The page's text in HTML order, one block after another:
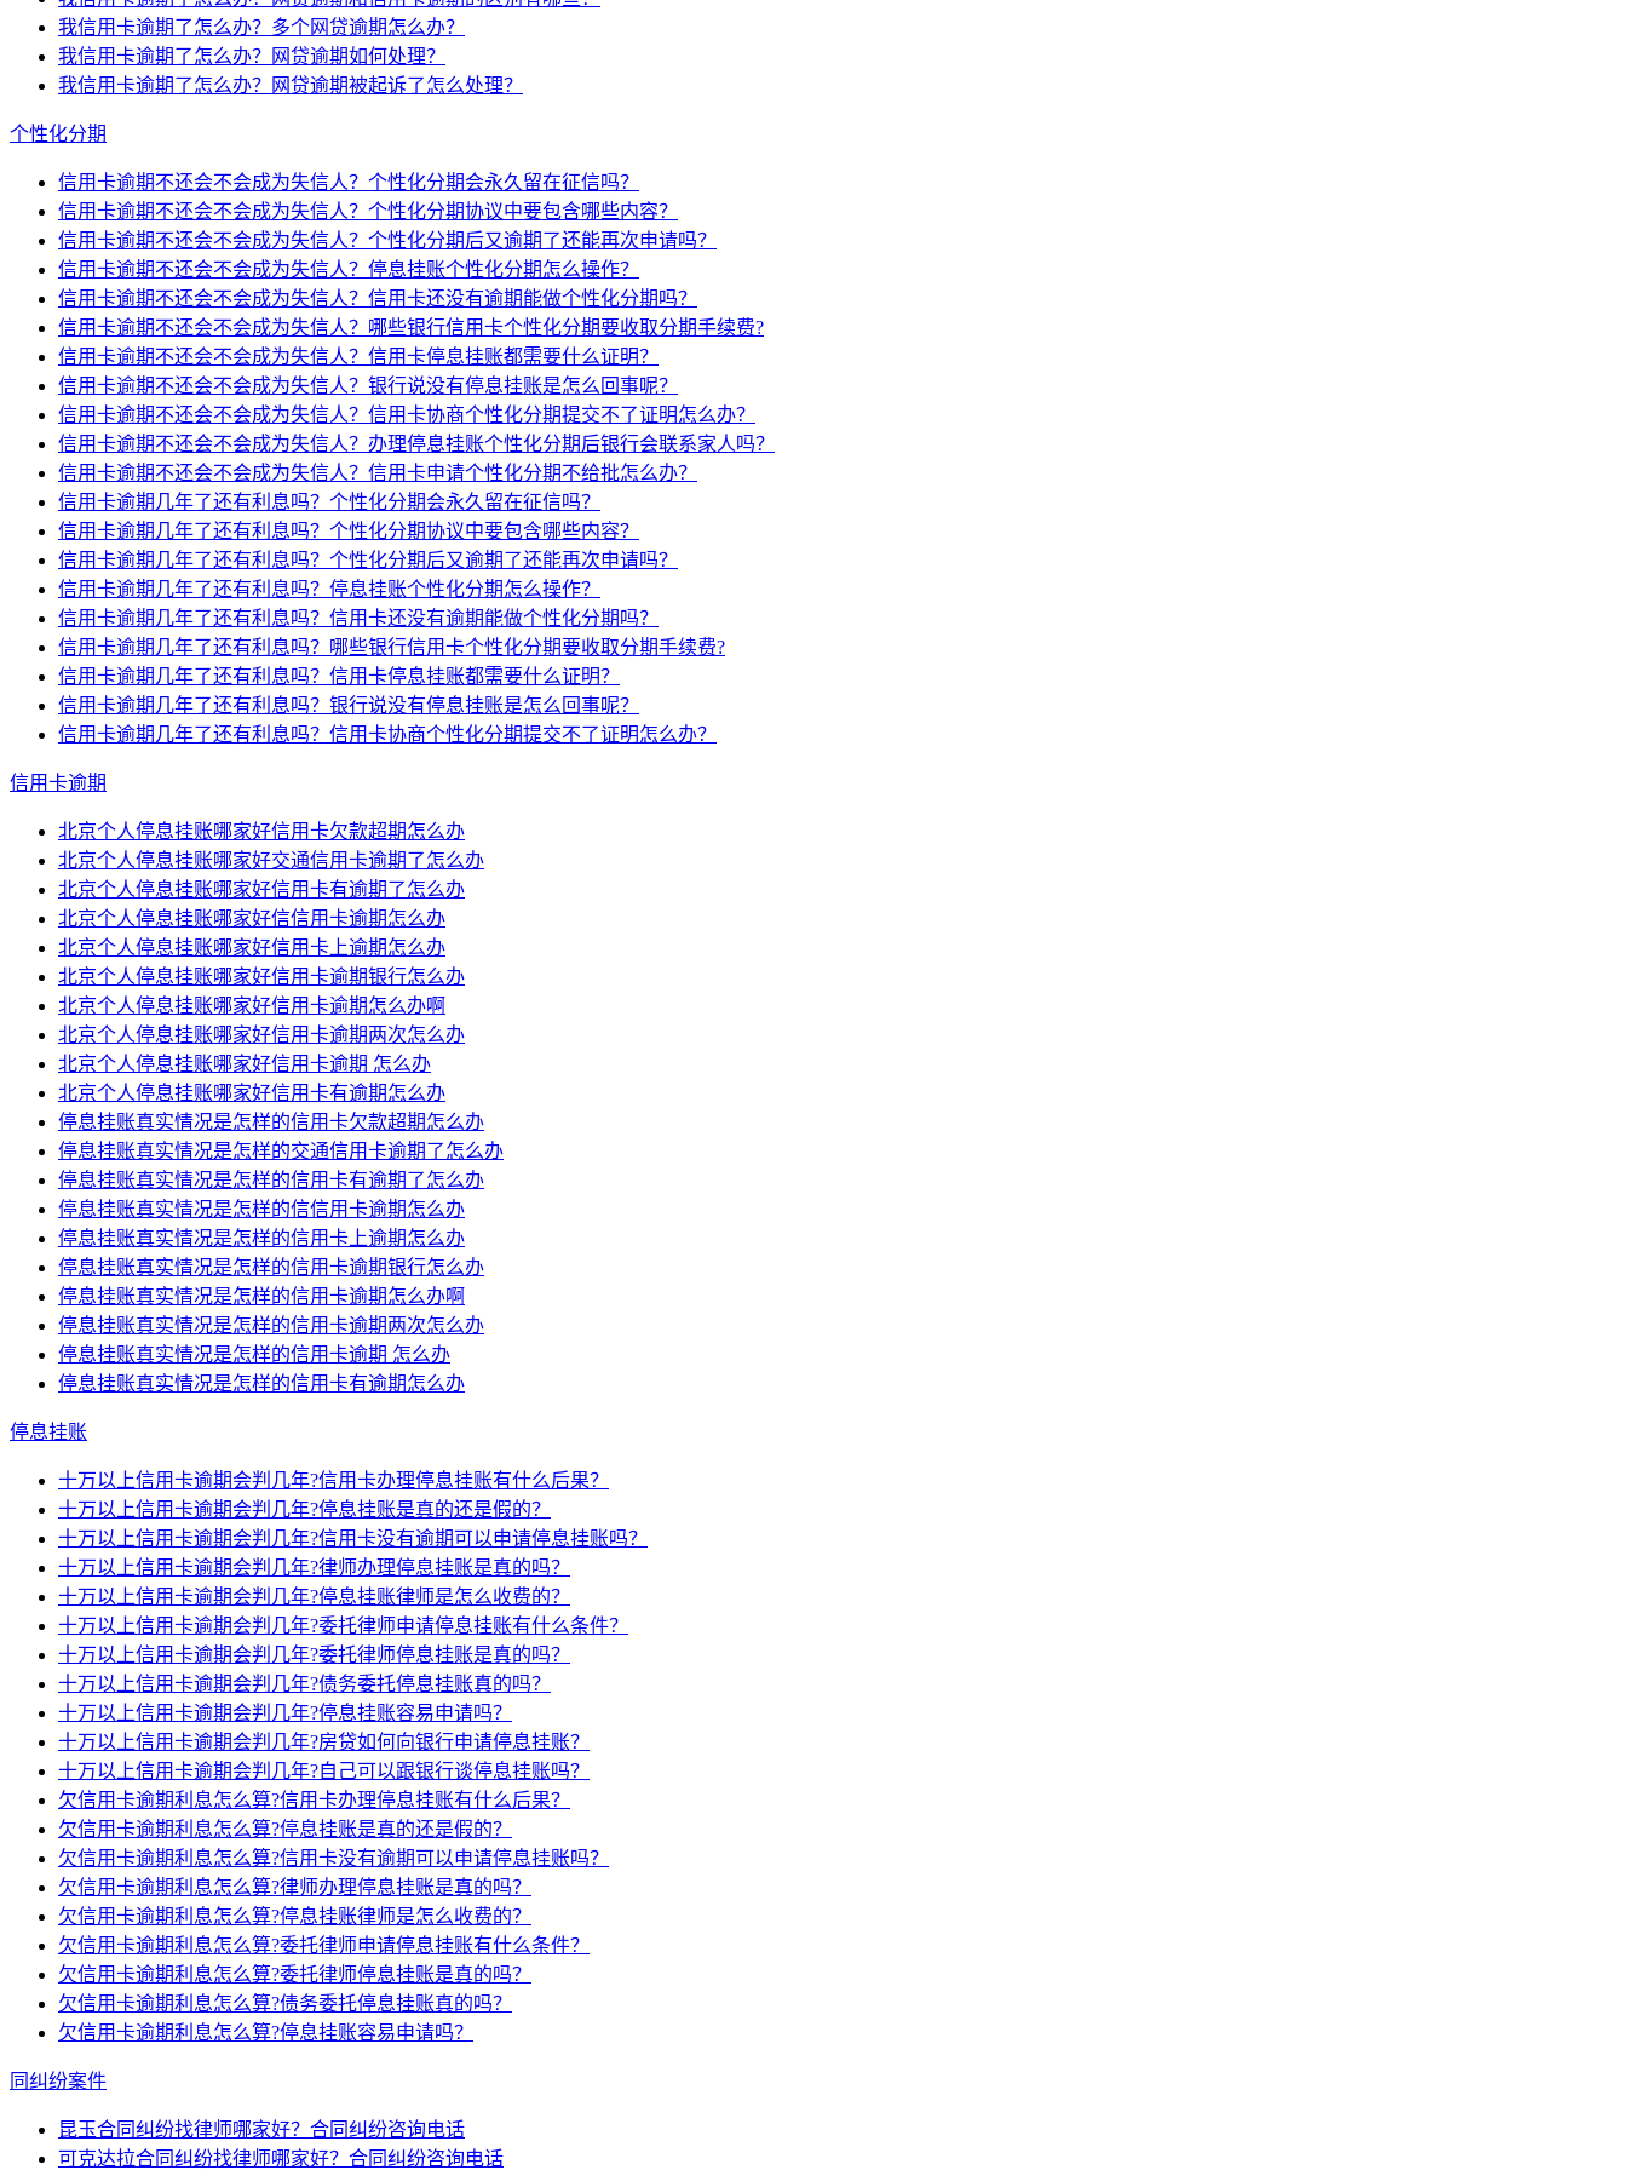
我信用卡逾期了怎么办？多个网贷逾期怎么办？
我信用卡逾期了怎么办？网贷逾期如何处理？
我信用卡逾期了怎么办？网贷逾期被起诉了怎么处理？
个性化分期
信用卡逾期不还会不会成为失信人？个性化分期会永久留在征信吗？
信用卡逾期不还会不会成为失信人？个性化分期协议中要包含哪些内容？
信用卡逾期不还会不会成为失信人？个性化分期后又逾期了还能再次申请吗？
信用卡逾期不还会不会成为失信人？停息挂账个性化分期怎么操作？
信用卡逾期不还会不会成为失信人？信用卡还没有逾期能做个性化分期吗？
信用卡逾期不还会不会成为失信人？哪些银行信用卡个性化分期要收取分期手续费?
信用卡逾期不还会不会成为失信人？信用卡停息挂账都需要什么证明？
信用卡逾期不还会不会成为失信人？银行说没有停息挂账是怎么回事呢？
信用卡逾期不还会不会成为失信人？信用卡协商个性化分期提交不了证明怎么办？
信用卡逾期不还会不会成为失信人？办理停息挂账个性化分期后银行会联系家人吗？
信用卡逾期不还会不会成为失信人？信用卡申请个性化分期不给批怎么办？
信用卡逾期几年了还有利息吗？个性化分期会永久留在征信吗？
信用卡逾期几年了还有利息吗？个性化分期协议中要包含哪些内容？
信用卡逾期几年了还有利息吗？个性化分期后又逾期了还能再次申请吗？
信用卡逾期几年了还有利息吗？停息挂账个性化分期怎么操作？
信用卡逾期几年了还有利息吗？信用卡还没有逾期能做个性化分期吗？
信用卡逾期几年了还有利息吗？哪些银行信用卡个性化分期要收取分期手续费?
信用卡逾期几年了还有利息吗？信用卡停息挂账都需要什么证明？
信用卡逾期几年了还有利息吗？银行说没有停息挂账是怎么回事呢？
信用卡逾期几年了还有利息吗？信用卡协商个性化分期提交不了证明怎么办？
信用卡逾期
北京个人停息挂账哪家好信用卡欠款超期怎么办
北京个人停息挂账哪家好交通信用卡逾期了怎么办
北京个人停息挂账哪家好信用卡有逾期了怎么办
北京个人停息挂账哪家好信信用卡逾期怎么办
北京个人停息挂账哪家好信用卡上逾期怎么办
北京个人停息挂账哪家好信用卡逾期银行怎么办
北京个人停息挂账哪家好信用卡逾期怎么办啊
北京个人停息挂账哪家好信用卡逾期两次怎么办
北京个人停息挂账哪家好信用卡逾期 怎么办
北京个人停息挂账哪家好信用卡有逾期怎么办
停息挂账真实情况是怎样的信用卡欠款超期怎么办
停息挂账真实情况是怎样的交通信用卡逾期了怎么办
停息挂账真实情况是怎样的信用卡有逾期了怎么办
停息挂账真实情况是怎样的信信用卡逾期怎么办
停息挂账真实情况是怎样的信用卡上逾期怎么办
停息挂账真实情况是怎样的信用卡逾期银行怎么办
停息挂账真实情况是怎样的信用卡逾期怎么办啊
停息挂账真实情况是怎样的信用卡逾期两次怎么办
停息挂账真实情况是怎样的信用卡逾期 怎么办
停息挂账真实情况是怎样的信用卡有逾期怎么办
停息挂账
十万以上信用卡逾期会判几年?信用卡办理停息挂账有什么后果？
十万以上信用卡逾期会判几年?停息挂账是真的还是假的？
十万以上信用卡逾期会判几年?信用卡没有逾期可以申请停息挂账吗？
十万以上信用卡逾期会判几年?律师办理停息挂账是真的吗？
十万以上信用卡逾期会判几年?停息挂账律师是怎么收费的？
十万以上信用卡逾期会判几年?委托律师申请停息挂账有什么条件？
十万以上信用卡逾期会判几年?委托律师停息挂账是真的吗？
十万以上信用卡逾期会判几年?债务委托停息挂账真的吗？
十万以上信用卡逾期会判几年?停息挂账容易申请吗？
十万以上信用卡逾期会判几年?房贷如何向银行申请停息挂账？
十万以上信用卡逾期会判几年?自己可以跟银行谈停息挂账吗？
欠信用卡逾期利息怎么算?信用卡办理停息挂账有什么后果？
欠信用卡逾期利息怎么算?停息挂账是真的还是假的？
欠信用卡逾期利息怎么算?信用卡没有逾期可以申请停息挂账吗？
欠信用卡逾期利息怎么算?律师办理停息挂账是真的吗？
欠信用卡逾期利息怎么算?停息挂账律师是怎么收费的？
欠信用卡逾期利息怎么算?委托律师申请停息挂账有什么条件？
欠信用卡逾期利息怎么算?委托律师停息挂账是真的吗？
欠信用卡逾期利息怎么算?债务委托停息挂账真的吗？
欠信用卡逾期利息怎么算?停息挂账容易申请吗？
同纠纷案件
昆玉合同纠纷找律师哪家好？合同纠纷咨询电话
可克达拉合同纠纷找律师哪家好？合同纠纷咨询电话